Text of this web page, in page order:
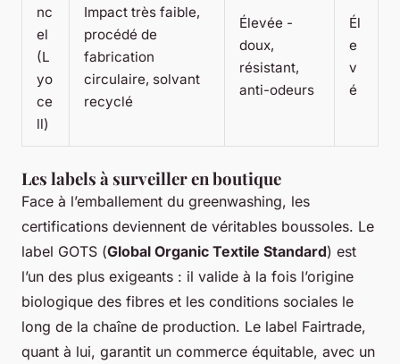
nc
el
(L
yo
ce
ll)
Impact très faible,
procédé de
fabrication
circulaire, solvant
recyclé
Élevée -
doux,
résistant,
anti-odeurs
Él
e
v
é
Les labels à surveiller en boutique
Face à l’emballement du greenwashing, les
certifications deviennent de véritables boussoles. Le
label GOTS (Global Organic Textile Standard) est
l’un des plus exigeants : il valide à la fois l’origine
biologique des fibres et les conditions sociales le
long de la chaîne de production. Le label Fairtrade,
quant à lui, garantit un commerce équitable, avec un